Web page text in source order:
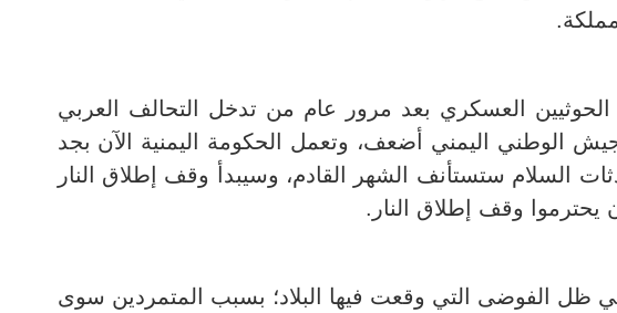
العسكري بعد مرور عام من تدخل التحالف العربي
الوطني اليمني أضعف، وتعمل الحكومة اليمنية الآن بجد
السلام ستستأنف الشهر القادم، وسيبدأ وقف إطلاق النار
ظل الفوضى التي وقعت فيها البلاد؛ بسبب المتمردين سوى